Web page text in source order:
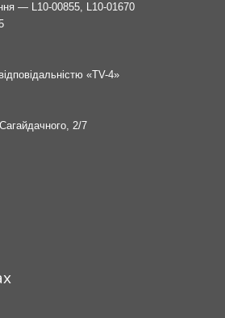
— L10-00855, L10-01670
«TV-4»
2/7